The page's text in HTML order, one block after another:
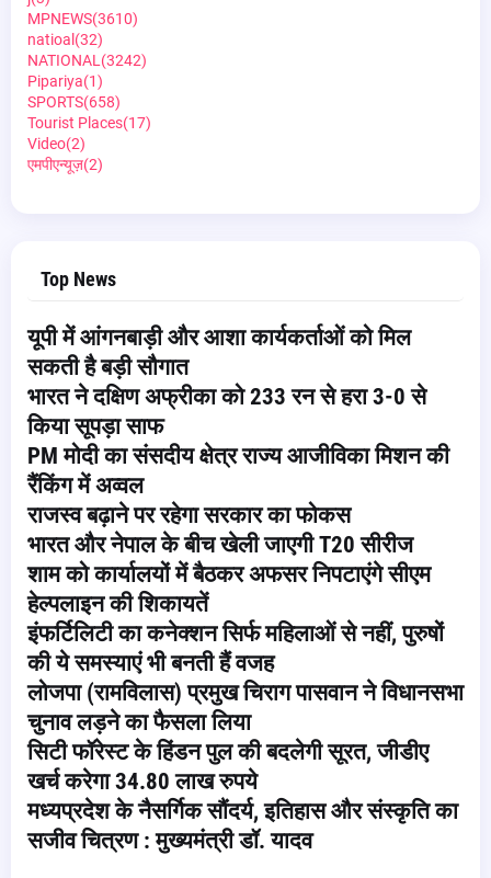
MPNEWS(3610)
natioal (32)
NATIONAL (3242)
Pipariya(1)
SPORTS(658)
Tourist Places(17)
Video(2)
एमपीएन्यूज़(2)
Top News
यूपी में आंगनबाड़ी और आशा कार्यकर्ताओं को मिल
सकती है बड़ी सौगात
भारत ने दक्षिण अफ्रीका को 233 रन से हरा 3-0 से
किया सूपड़ा साफ
PM मोदी का संसदीय क्षेत्र राज्य आजीविका मिशन की
रैंकिंग में अव्वल
राजस्व बढ़ाने पर रहेगा सरकार का फोकस
भारत और नेपाल के बीच खेली जाएगी T20 सीरीज
शाम को कार्यालयों में बैठकर अफसर निपटाएंगे सीएम
हेल्पलाइन की शिकायतें
इंफर्टिलिटी का कनेक्शन सिर्फ महिलाओं से नहीं, पुरुषों
की ये समस्याएं भी बनती हैं वजह
लोजपा (रामविलास) प्रमुख चिराग पासवान ने विधानसभा
चुनाव लड़ने का फैसला लिया
सिटी फॉरेस्ट के हिंडन पुल की बदलेगी सूरत, जीडीए
खर्च करेगा 34.80 लाख रुपये
मध्यप्रदेश के नैसर्गिक सौंदर्य, इतिहास और संस्कृति का
सजीव चित्रण : मुख्यमंत्री डॉ. यादव